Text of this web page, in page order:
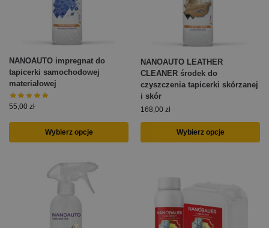
NANOAUTO impregnat do
tapicerki samochodowej
materiałowej
55,00 zł
Wybierz opcje
NANOAUTO LEATHER
CLEANER środek do
czyszczenia tapicerki skórzanej
i skór
168,00 zł
Wybierz opcje